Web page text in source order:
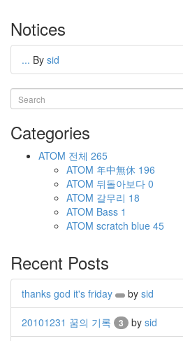
Notices
... By sid
Categories
ATOM 전체 265
ATOM 年中無休 196
ATOM 뒤돌아보다 0
ATOM 갈무리 18
ATOM Bass 1
ATOM scratch blue 45
Recent Posts
thanks god it's friday by sid
20101231 꿈의 기록 3 by sid